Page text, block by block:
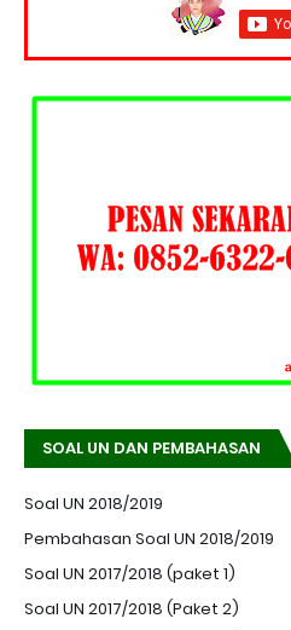
SOAL UN DAN PEMBAHASAN
Soal UN 2018/2019
Pembahasan Soal UN 2018/2019
Soal UN 2017/2018 (paket 1)
Soal UN 2017/2018 (Paket 2)